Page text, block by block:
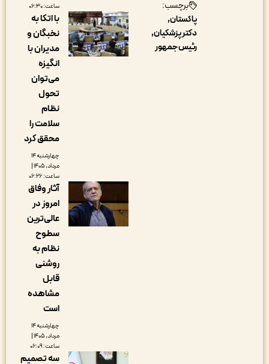
برچسب:
پاکستان
دکتر پزشکیان
رئیس جمهور
با اتکا به
نخبگان و
مدیران با
می‌توان
سلامت را
محقق کرد
چهارشنبه ۱۴
مرداد, ۱۴۰۵ |
آثار وفاق
امروز در
عالی‌ترین
نظام به
مشاهده
چهارشنبه ۱۴
مرداد, ۱۴۰۵ |
سه تصمیم